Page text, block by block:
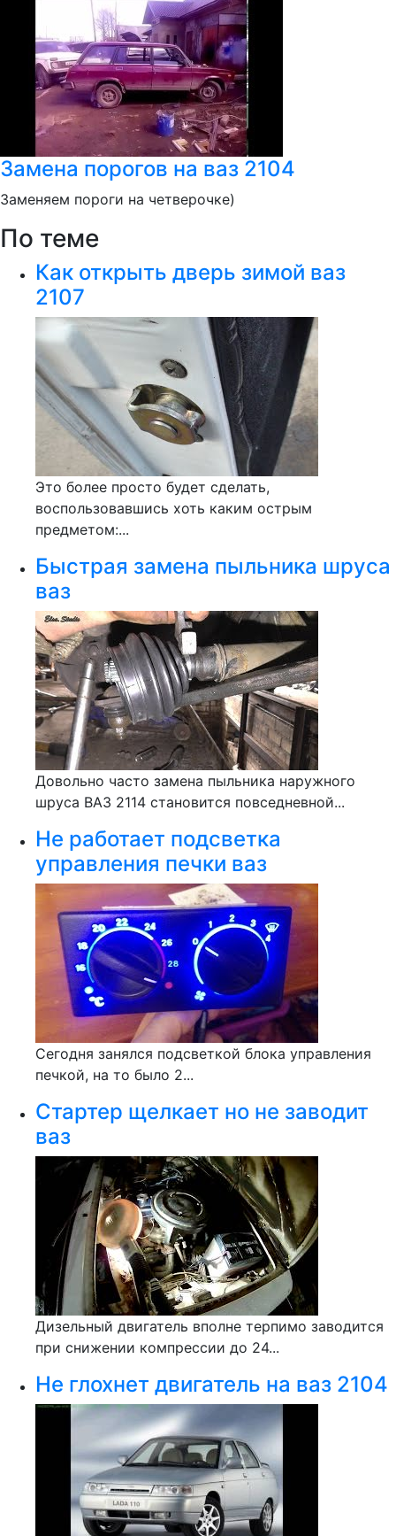
Замена порогов на ваз 2104
Заменяем пороги на четверочке)
По теме
Как открыть дверь зимой ваз
2107
Это более просто будет сделать,
воспользовавшись хоть каким острым
предметом:...
Быстрая замена пыльника шруса
ваз
Довольно часто замена пыльника наружного
шруса ВАЗ 2114 становится повседневной...
Не работает подсветка
управления печки ваз
Сегодня занялся подсветкой блока управления
печкой, на то было 2...
Стартер щелкает но не заводит
ваз
Дизельный двигатель вполне терпимо заводится
при снижении компрессии до 24...
Не глохнет двигатель на ваз 2104